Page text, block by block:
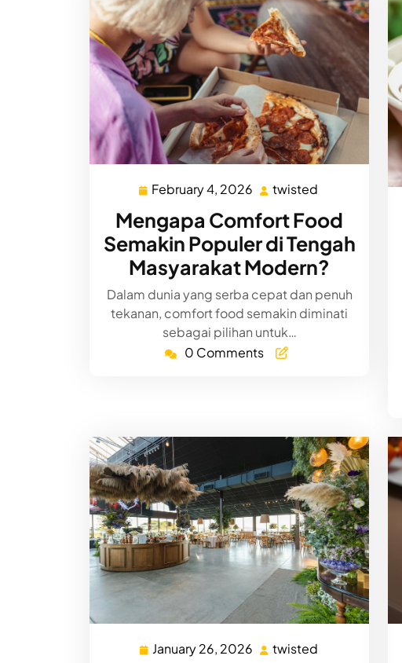
February 4, 2026 February
2026
twisted
Mengapa Comfort Food
Semakin Populer di Tengah
Masyarakat Modern?
Dalam dunia yang serba cepat dan penuh
tekanan, comfort food semakin diminati
sebagai pilihan untuk…
0 Comments
January 26, 2026 January
twisted